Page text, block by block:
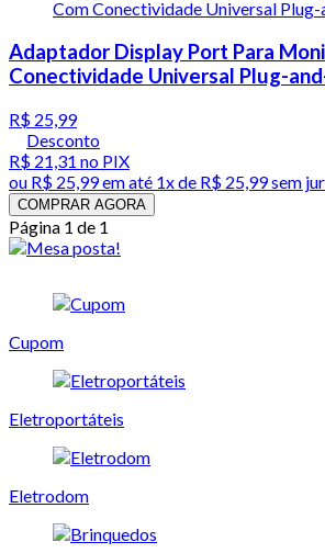
Adaptador Display Port Para
Conectividade Universal Plug-
R$ 25,99
Desconto
R$ 21,31 no PIX
ou R$ 25,99em até 1x de R$ 25,99sem
COMPRAR AGORA
Página 1 de 1
Cupom
Eletroportáteis
Eletrodom